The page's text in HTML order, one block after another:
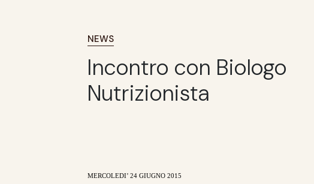
NEWS
Incontro con Biologo
Nutrizionista
MERCOLEDI’ 24 GIUGNO 2015